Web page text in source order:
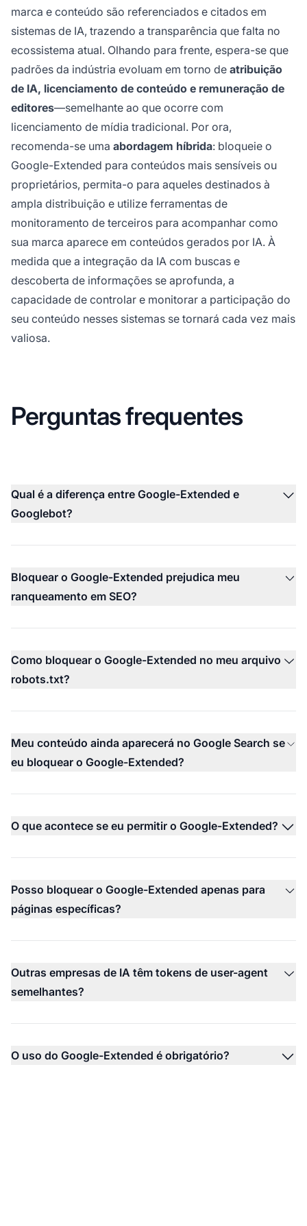
marca e conteúdo são referenciados e citados em
sistemas de IA, trazendo a transparência que falta no
ecossistema atual. Olhando para frente, espera-se que
padrões da indústria evoluam em torno de atribuição
de IA, licenciamento de conteúdo e remuneração de
editores—semelhante ao que ocorre com
licenciamento de mídia tradicional. Por ora,
recomenda-se uma abordagem híbrida: bloqueie o
Google-Extended para conteúdos mais sensíveis ou
proprietários, permita-o para aqueles destinados à
ampla distribuição e utilize ferramentas de
monitoramento de terceiros para acompanhar como
sua marca aparece em conteúdos gerados por IA. À
medida que a integração da IA com buscas e
descoberta de informações se aprofunda, a
capacidade de controlar e monitorar a participação do
seu conteúdo nesses sistemas se tornará cada vez mais
valiosa.
Perguntas frequentes
Qual é a diferença entre Google-Extended e
Googlebot?
Bloquear o Google-Extended prejudica meu
ranqueamento em SEO?
Como bloquear o Google-Extended no meu arquivo
robots.txt?
Meu conteúdo ainda aparecerá no Google Search se
eu bloquear o Google-Extended?
O que acontece se eu permitir o Google-Extended?
Posso bloquear o Google-Extended apenas para
páginas específicas?
Outras empresas de IA têm tokens de user-agent
semelhantes?
O uso do Google-Extended é obrigatório?